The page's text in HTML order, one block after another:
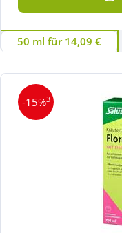
50 ml für 14,09 €
-15%3